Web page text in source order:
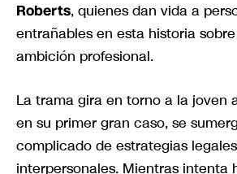
Roberts, quienes dan vida a
entrañables en esta historia
ambición profesional.
La trama gira en torno a la joven
en su primer gran caso, se
complicado de estrategias
interpersonales. Mientras intenta